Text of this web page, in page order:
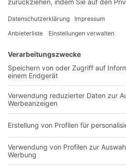
Lösungen
Intralogistiklösungen
Behältersysteme
Regalsysteme
Transportsysteme
Dienstleistungen
Kontaktformular
Unternehmen
Über uns
Follow us